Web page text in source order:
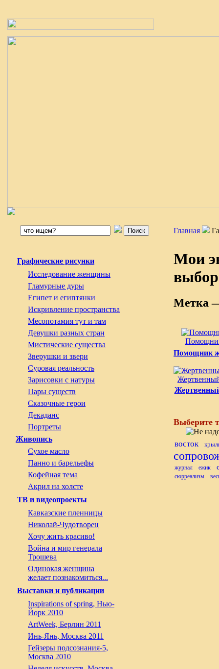
Графические рисунки
Исследование женщины
Гламурные дуры
Египет и египтянки
Искривление пространства
Месопотамия тут и там
Девушки разных стран
Мистические существа
Зверушки и звери
Суровая реальность
Зарисовки с натуры
Пары существ
Сказочные герои
Декаданс
Портреты
Живопись
Сухое масло
Панно и барельефы
Кофейная тема
Акрил на холсте
ТВ и видеопроекты
Кавказские пленницы
Николай-Чудотворец
Хочу жить красиво!
Война и мир генерала
Трошева
Одинокая женщина
желает познакомиться...
Выставки и публикации
Inspirations of spring, Нью-
Йорк 2010
ArtWeek, Берлин 2011
Инь-Янь, Москва 2011
Гейзеры подсознания-5,
Москва 2010
Главная
Мои
Метка
Помощник
Выберите
восток
журнал ежик
сюрреализм